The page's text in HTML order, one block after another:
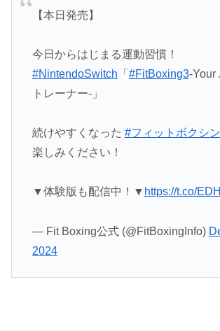
【本日発売】
今日からはじまる運動習慣！
#NintendoSwitch 「 #FitBoxing3-Your
トレーナー‐」
続けやすくなった #フィットボクシ
楽しみください！
▼体験版も配信中！▼ https://t.co/
— Fit Boxing公式 (@FitBoxingInfo)
2024